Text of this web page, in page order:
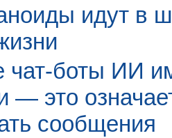
идут в
чат-боты ИИ
это
сообщения